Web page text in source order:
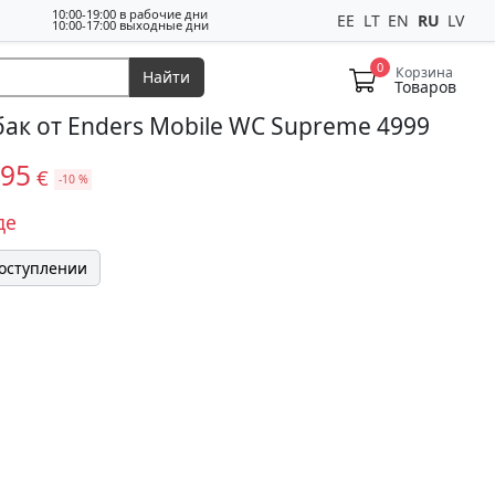
10:00-19:00 в рабочие дни
10:00-17:00 выходные дни EE LT EN RU LV
0 Корзина
Товаров
Найти
от Enders Mobile WC Supreme 4999
€ -10 %